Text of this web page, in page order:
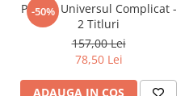
-50%
Pachet Universul Complicat -
2 Titluri
157,00 Lei
78,50 Lei
ADAUGA IN COS